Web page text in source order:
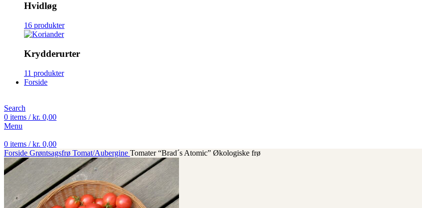
Hvidløg
16 produkter
Krydderurter
11 produkter
Forside
Search
0 items / kr. 0,00
Menu
0 items / kr. 0,00
Forside Grøntsagsfrø Tomat/Aubergine Tomater “Brad´s Atomic” Økologiske frø